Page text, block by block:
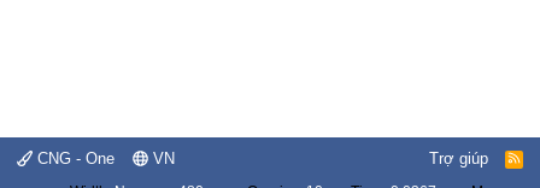
CNG - One VN Trợ giúp
R